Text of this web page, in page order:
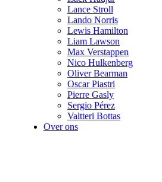
Lance Stroll
Lando Norris
Lewis Hamilton
Liam Lawson
Max Verstappen
Nico Hulkenberg
Oliver Bearman
Oscar Piastri
Pierre Gasly
Sergio Pérez
Valtteri Bottas
Over ons